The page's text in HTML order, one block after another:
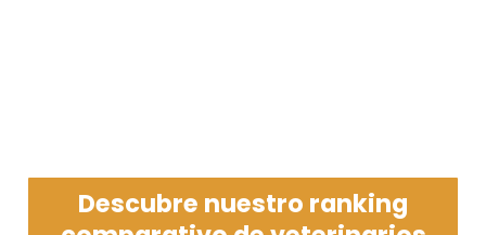
Descubre nuestro ranking